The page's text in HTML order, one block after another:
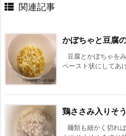
関連記事
かぼちゃと豆腐
豆腐とかぼちゃを
ペースト状にしてあ
鶏ささみ入りそ
麺類も細かく切れ